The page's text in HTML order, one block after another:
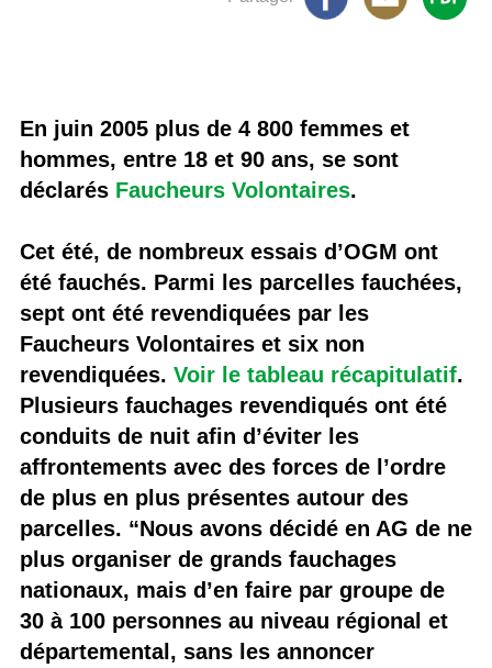
En juin 2005 plus de 4 800 femmes et
hommes, entre 18 et 90 ans, se sont
déclarés Faucheurs Volontaires.
Cet été, de nombreux essais d’OGM ont
été fauchés. Parmi les parcelles fauchées,
sept ont été revendiquées par les
Faucheurs Volontaires et six non
revendiquées. Voir le tableau récapitulatif.
Plusieurs fauchages revendiqués ont été
conduits de nuit afin d’éviter les
affrontements avec des forces de l’ordre
de plus en plus présentes autour des
parcelles. “Nous avons décidé en AG de ne
plus organiser de grands fauchages
nationaux, mais d’en faire par groupe de
30 à 100 personnes au niveau régional et
départemental, sans les annoncer